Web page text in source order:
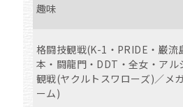
趣味
格闘技観戦(K-1・PRIDE・巌流
本・闘龍門・DDT・全女・アル
観戦(ヤクルトスワローズ)／メ
ーム)